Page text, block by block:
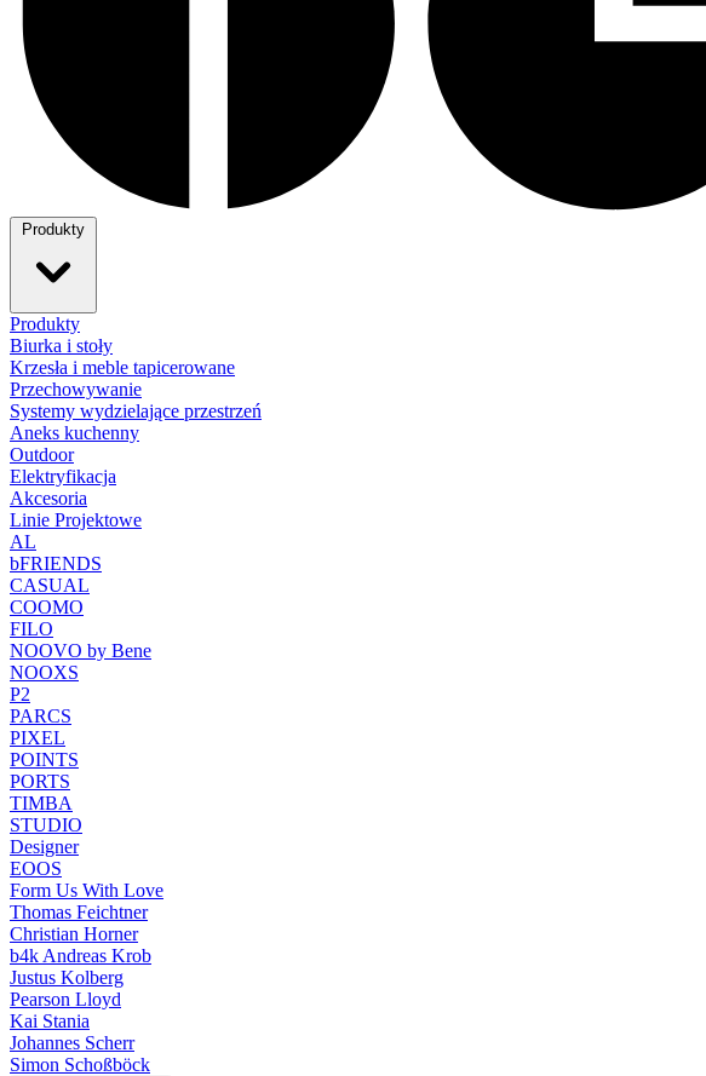
Produkty
Produkty
Biurka i stoły
Krzesła i meble tapicerowane
Przechowywanie
Systemy wydzielające przestrzeń
Aneks kuchenny
Outdoor
Elektryfikacja
Akcesoria
Linie Projektowe
AL
bFRIENDS
CASUAL
COOMO
FILO
NOOVO by Bene
NOOXS
P2
PARCS
PIXEL
POINTS
PORTS
TIMBA
STUDIO
Designer
EOOS
Form Us With Love
Thomas Feichtner
Christian Horner
b4k Andreas Krob
Justus Kolberg
Pearson Lloyd
Kai Stania
Johannes Scherr
Simon Schoßböck